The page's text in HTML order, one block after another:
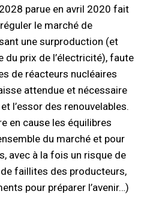
parue en avril 2020 fait
le marché de
une surproduction (et
du prix de l’électricité), faute
de réacteurs nucléaires
attendue et nécessaire
l’essor des renouvelables.
en cause les équilibres
du marché et pour
avec à la fois un risque de
faillites des producteurs,
pour préparer l’avenir…)